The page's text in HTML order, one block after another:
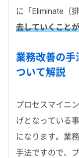
に「Eliminate（
去していくこと
業務改善の手
ついて解説
プロセスマイニ
げとなっている
になります。業
手法ですので、